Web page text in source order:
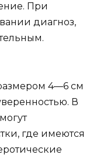
При
диагноз,
4—6 см
В
где имеются